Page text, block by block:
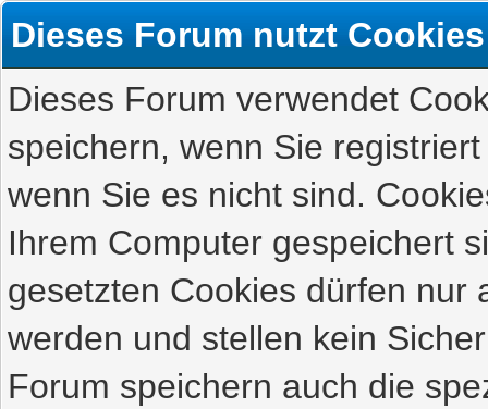
Dieses Forum nutzt Cookies
Dieses Forum verwendet
speichern, wenn Sie
wenn Sie es nicht sind.
Ihrem Computer gespeichert
gesetzten Cookies dürfen nur
werden und stellen kein
Forum speichern auch die